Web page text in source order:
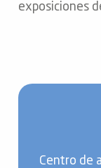
exposiciones
Centro de